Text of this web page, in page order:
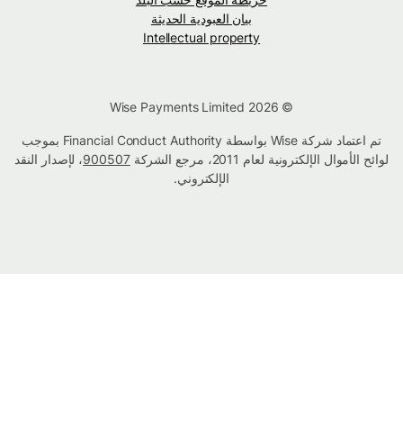
بيان العبودية الحديثة
Intellectual property
تم اعتماد شركة Wise بواسطة Financial Conduct Authority بموجب
لوائح الأموال الإلكترونية لعام 2011، مرجع الشركة
900507، لإصدار النقد
الإلكتروني.